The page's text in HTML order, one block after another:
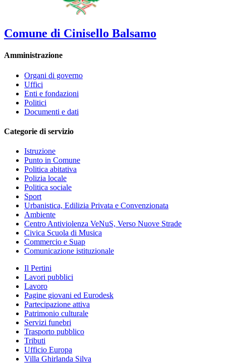
Comune di Cinisello Balsamo
Amministrazione
Organi di governo
Uffici
Enti e fondazioni
Politici
Documenti e dati
Categorie di servizio
Istruzione
Punto in Comune
Politica abitativa
Polizia locale
Politica sociale
Sport
Urbanistica, Edilizia Privata e Convenzionata
Ambiente
Centro Antiviolenza VeNuS, Verso Nuove Strade
Civica Scuola di Musica
Commercio e Suap
Comunicazione istituzionale
Il Pertini
Lavori pubblici
Lavoro
Pagine giovani ed Eurodesk
Partecipazione attiva
Patrimonio culturale
Servizi funebri
Trasporto pubblico
Tributi
Ufficio Europa
Villa Ghirlanda Silva